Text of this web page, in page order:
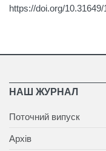
https://doi.org/
НАШ ЖУРНАЛ
Поточний випуск
Архів